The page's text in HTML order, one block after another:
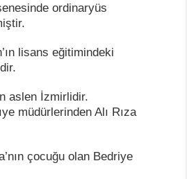
ordinaryüs
lisans eğitimindeki
aslen İzmirlidir.
müdürlerinden Alı Rıza
çocuğu olan Bedriye